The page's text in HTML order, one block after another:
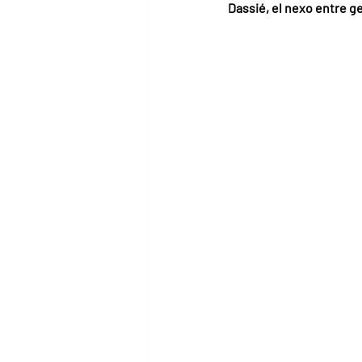
Dassié, el nexo entre